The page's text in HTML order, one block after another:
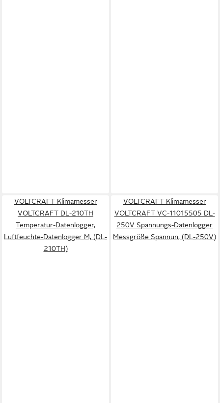
VOLTCRAFT Klimamesser
VOLTCRAFT DL-210TH
Temperatur-Datenlogger,
Luftfeuchte-Datenlogger M, (DL-
210TH)
VOLTCRAFT Klimamesser
VOLTCRAFT VC-11015505 DL-
250V Spannungs-Datenlogger
Messgröße Spannun, (DL-250V)